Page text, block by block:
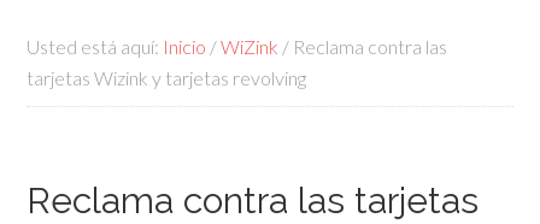
Usted está aquí: Inicio /WiZink / Reclama contra las
tarjetas Wizink y tarjetas revolving
Reclama contra las tarjetas